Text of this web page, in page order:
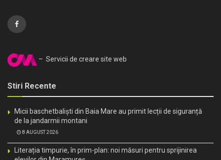
– Servicii de creare site web
Stiri Recente
Micii baschetbaliști din Baia Mare au primit lecții de siguranță
de la jandarmii montani
8 AUGUST 2026
Literația timpurie, în prim-plan: noi măsuri pentru sprijinirea